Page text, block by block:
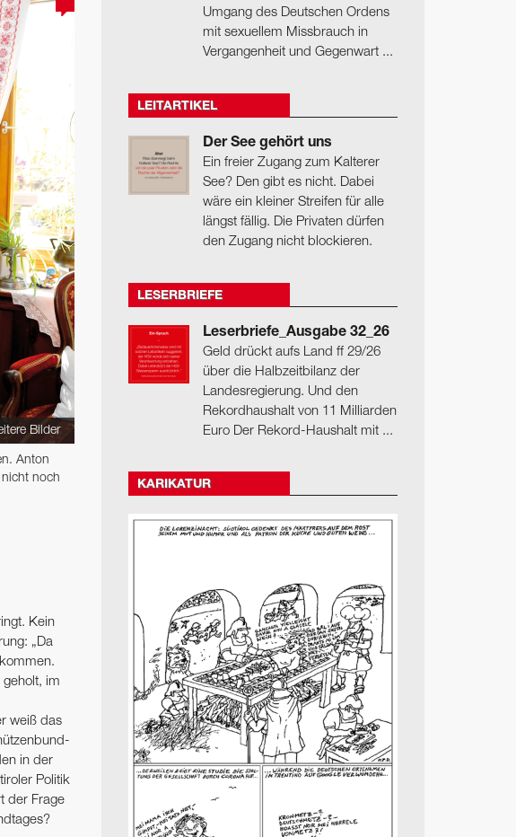
Bilder
Anton
nicht noch
Kein
„Da
im
weiß das
in der
Politik
der Frage
Umgang des Deutschen Ordens
mit sexuellem Missbrauch in
Vergangenheit und Gegenwart ...
LEITARTIKEL
Der See gehört uns
Ein freier Zugang zum Kalterer
See? Den gibt es nicht. Dabei
wäre ein kleiner Streifen für alle
längst fällig. Die Privaten dürfen
den Zugang nicht blockieren.
LESERBRIEFE
Leserbriefe_Ausgabe 32_26
Geld drückt aufs Land ff 29/26
über die Halbzeitbilanz der
Landesregierung. Und den
Rekordhaushalt von 11 Milliarden
Euro Der Rekord-Haushalt mit ...
KARIKATUR